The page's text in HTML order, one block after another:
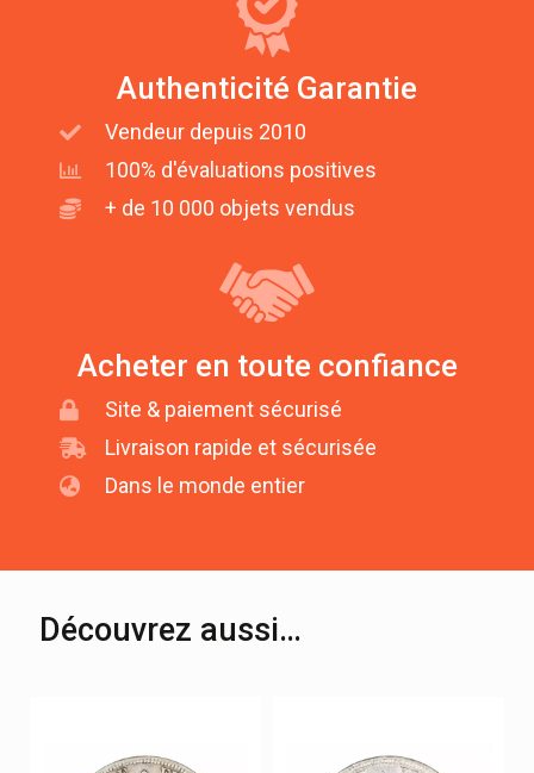
Authenticité Garantie
Vendeur depuis 2010
100% d'évaluations positives
+ de 10 000 objets vendus
Acheter en toute confiance
Site & paiement sécurisé
Livraison rapide et sécurisée
Dans le monde entier
Découvrez aussi…